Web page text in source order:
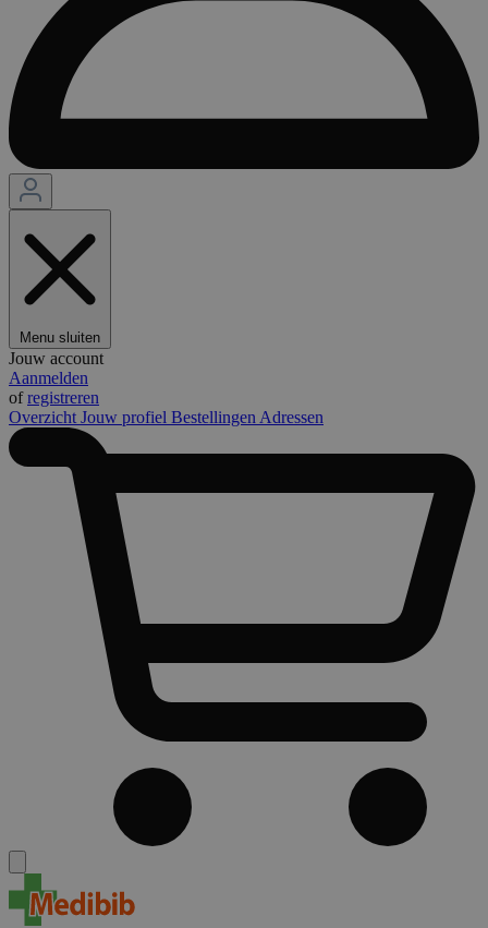
Menu sluiten
Jouw account
Aanmelden
ofregistreren
Overzicht Jouw profiel Bestellingen Adressen